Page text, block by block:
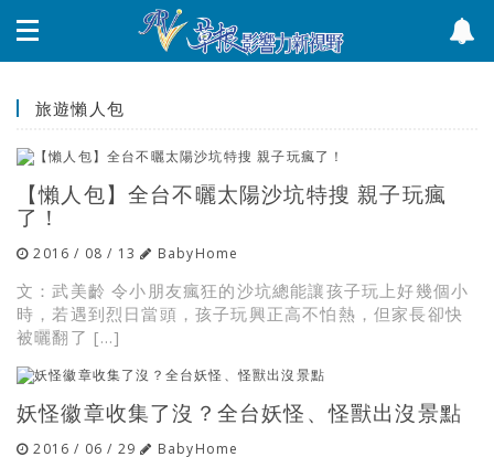
旅遊懶人包
【懶人包】全台不曬太陽沙坑特搜 親子玩瘋
了！
2016 / 08 / 13 BabyHome
文：武美齡 令小朋友瘋狂的沙坑總能讓孩子玩上好幾個小
時，若遇到烈日當頭，孩子玩興正高不怕熱，但家長卻快
被曬翻了 […]
妖怪徽章收集了沒？全台妖怪、怪獸出沒景點
2016 / 06 / 29 BabyHome